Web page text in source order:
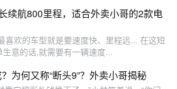
续航800里程，适合外卖小哥的2款电
喜欢的车型就是要速度快、里程远... 在这短
意的话,就需要有一辆速度...
为何又称“断头9”？外卖小哥揭秘